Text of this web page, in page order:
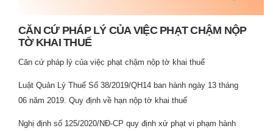
CĂN CỨ PHÁP LÝ CỦA VIỆC PHẠT CHẬM NỘP
TỜ KHAI THUẾ
Căn cứ pháp lý của việc phạt chậm nộp tờ khai thuế
Luật Quản Lý Thuế Số 38/2019/QH14 ban hành ngày 13 tháng
06 năm 2019. Quy định về hạn nộp tờ khai thuế
Nghị định số 125/2020/NĐ-CP quy định xử phạt vi phạm hành